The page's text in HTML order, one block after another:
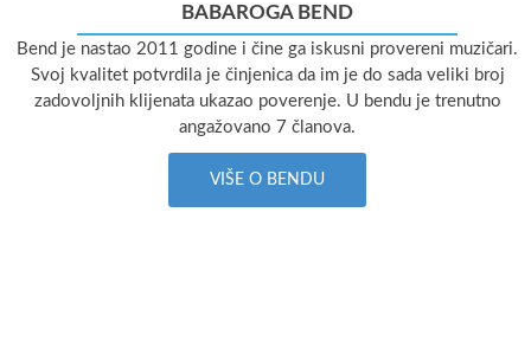
BABAROGA BEND
Bend je nastao 2011 godine i čine ga iskusni provereni muzičari.
Svoj kvalitet potvrdila je činjenica da im je do sada veliki broj
zadovoljnih klijenata ukazao poverenje. U bendu je trenutno
angažovano 7 članova.
VIŠE O BENDU